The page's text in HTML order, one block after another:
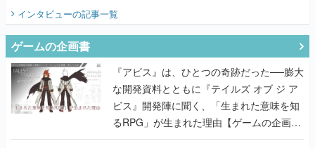
インタビューの記事一覧
ゲームの企画書
『アビス』は、ひとつの奇跡だった──膨大
な開発資料とともに『テイルズ オブ ジ ア
ビス』開発陣に聞く、「生まれた意味を知
るRPG」が生まれた理由【ゲームの企画
書】